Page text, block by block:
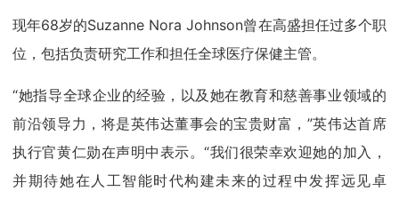
现年68岁的Suzanne Nora Johnson曾在高盛担任过多个职
位，包括负责研究工作和担任全球医疗保健主管。
“她指导全球企业的经验，以及她在教育和慈善事业领域的
前沿领导力，将是英伟达董事会的宝贵财富，”英伟达首席
执行官黄仁勋在声明中表示。“我们很荣幸欢迎她的加入，
并期待她在人工智能时代构建未来的过程中发挥远见卓